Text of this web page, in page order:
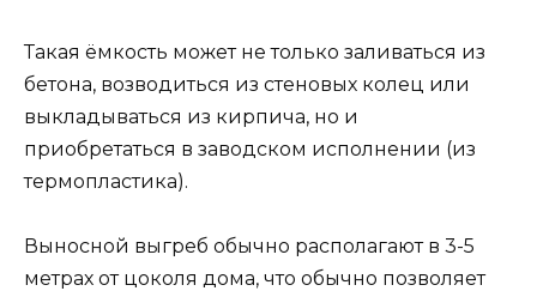
Такая ёмкость может не только заливаться из
бетона, возводиться из стеновых колец или
выкладываться из кирпича, но и
приобретаться в заводском исполнении (из
термопластика).
Выносной выгреб обычно располагают в 3-5
метрах от цоколя дома, что обычно позволяет